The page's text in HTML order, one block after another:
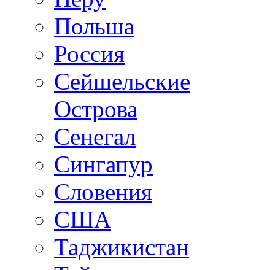
Польша
Россия
Сейшельские
Острова
Сенегал
Сингапур
Словения
США
Таджикистан